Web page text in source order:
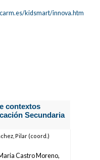
kidsmart/innova.htm
contextos
Secundaria
Pilar (coord.)
Castro Moreno,